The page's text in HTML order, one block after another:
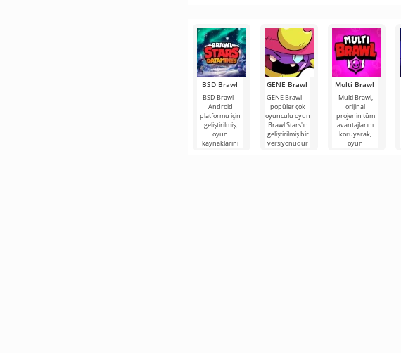
BSD Brawl
BSD Brawl –
Android
platformu için
geliştirilmiş,
oyun
kaynaklarını
GENE Brawl
GENE Brawl —
popüler çok
oyunculu oyun
Brawl Stars'ın
geliştirilmiş bir
versiyonudur
Multi Brawl
Multi Brawl,
orijinal
projenin tüm
avantajlarını
koruyarak,
oyun